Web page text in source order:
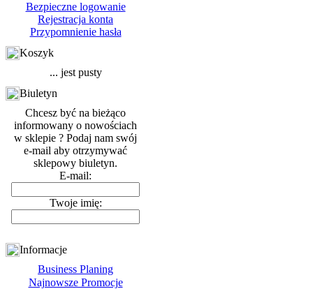
Bezpieczne logowanie
Rejestracja konta
Przypomnienie hasła
Koszyk
... jest pusty
Biuletyn
Chcesz być na bieżąco
informowany o nowościach
w sklepie ? Podaj nam swój
e-mail aby otrzymywać
sklepowy biuletyn.
E-mail:
Twoje imię:
Informacje
Business Planing
Najnowsze Promocje